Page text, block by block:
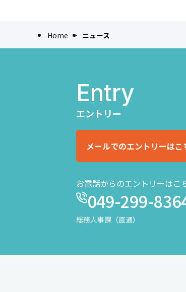
Home ニュース
Entry
エントリー
メールでのエントリーはこ
お電話からのエントリーはこ
049-299-
総務人事課（直通）